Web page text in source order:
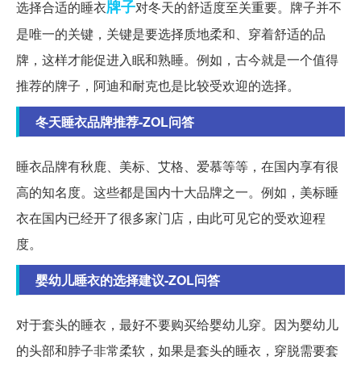
选择合适的睡衣牌子对冬天的舒适度至关重要。牌子并不
是唯一的关键，关键是要选择质地柔和、穿着舒适的品
牌，这样才能促进入眠和熟睡。例如，古今就是一个值得
推荐的牌子，阿迪和耐克也是比较受欢迎的选择。
冬天睡衣品牌推荐-ZOL问答
睡衣品牌有秋鹿、美标、艾格、爱慕等等，在国内享有很
高的知名度。这些都是国内十大品牌之一。例如，美标睡
衣在国内已经开了很多家门店，由此可见它的受欢迎程
度。
婴幼儿睡衣的选择建议-ZOL问答
对于套头的睡衣，最好不要购买给婴幼儿穿。因为婴幼儿
的头部和脖子非常柔软，如果是套头的睡衣，穿脱需要套